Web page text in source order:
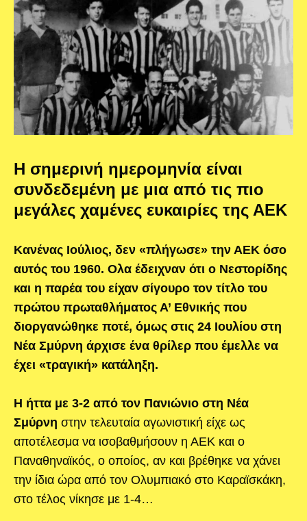
Η σημερινή ημερομηνία είναι
συνδεδεμένη με μια από τις πιο
μεγάλες χαμένες ευκαιρίες της ΑΕΚ
Κανένας Ιούλιος, δεν «πλήγωσε» την ΑΕΚ όσο
αυτός του 1960. Ολα έδειχναν ότι ο Νεστορίδης
και η παρέα του είχαν σίγουρο τον τίτλο του
πρώτου πρωταθλήματος Α’ Εθνικής που
διοργανώθηκε ποτέ, όμως στις 24 Ιουλίου στη
Νέα Σμύρνη άρχισε ένα θρίλερ που έμελλε να
έχει «τραγική» κατάληξη.
Η ήττα με 3-2 από τον Πανιώνιο στη Νέα
Σμύρνη στην τελευταία αγωνιστική είχε ως
αποτέλεσμα να ισοβαθμήσουν η ΑΕΚ και ο
Παναθηναϊκός, ο οποίος, αν και βρέθηκε να χάνει
την ίδια ώρα από τον Ολυμπιακό στο Καραϊσκάκη,
στο τέλος νίκησε με 1-4…